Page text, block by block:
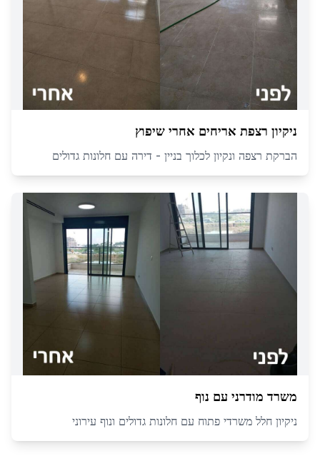
ניקיון רצפת אריחים אחרי שיפוץ
הברקת רצפה ונקיון לכלוך בניין - דירה עם חלונות גדולים
משרד מודרני עם נוף
ניקיון חלל משרדי פתוח עם חלונות גדולים ונוף עירוני